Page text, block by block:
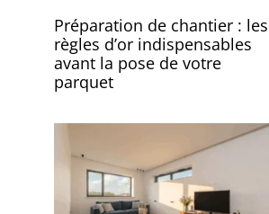
Préparation de chantier : les
règles d’or indispensables
avant la pose de votre
parquet